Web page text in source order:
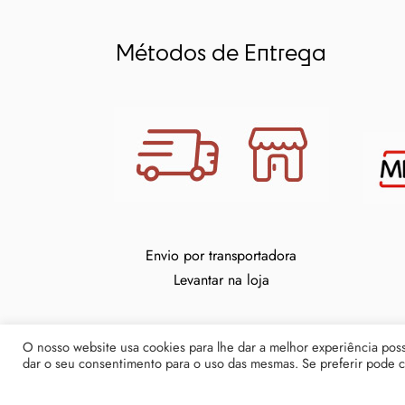
Métodos de Entrega
Envio por transportadora
Levantar na loja
O nosso website usa cookies para lhe dar a melhor experiência
dar o seu consentimento para o uso das mesmas. Se preferir